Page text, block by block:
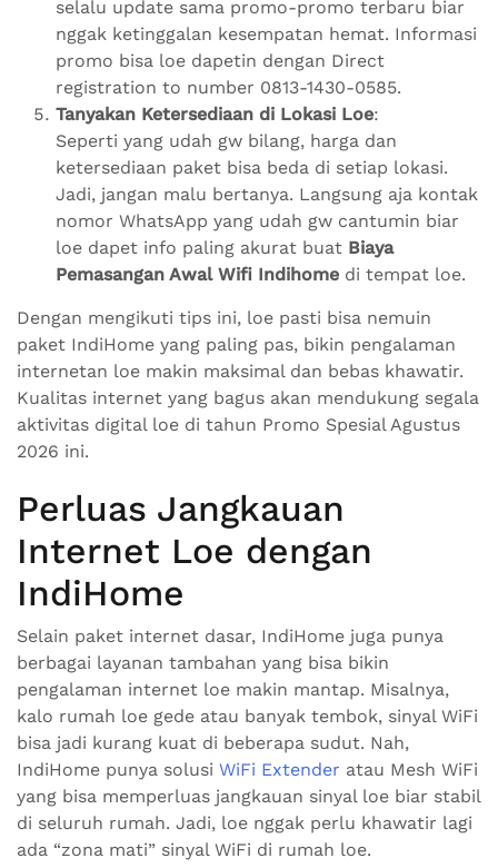
selalu update sama promo-promo terbaru biar
nggak ketinggalan kesempatan hemat. Informasi
promo bisa loe dapetin dengan Direct
registration to number 0813-1430-0585.
Tanyakan Ketersediaan di Lokasi Loe:
Seperti yang udah gw bilang, harga dan
ketersediaan paket bisa beda di setiap lokasi.
Jadi, jangan malu bertanya. Langsung aja kontak
nomor WhatsApp yang udah gw cantumin biar
loe dapet info paling akurat buat Biaya
Pemasangan Awal Wifi Indihome di tempat loe.
Dengan mengikuti tips ini, loe pasti bisa nemuin
paket IndiHome yang paling pas, bikin pengalaman
internetan loe makin maksimal dan bebas khawatir.
Kualitas internet yang bagus akan mendukung segala
aktivitas digital loe di tahun Promo Spesial Agustus
2026 ini.
Perluas Jangkauan
Internet Loe dengan
IndiHome
Selain paket internet dasar, IndiHome juga punya
berbagai layanan tambahan yang bisa bikin
pengalaman internet loe makin mantap. Misalnya,
kalo rumah loe gede atau banyak tembok, sinyal WiFi
bisa jadi kurang kuat di beberapa sudut. Nah,
IndiHome punya solusi WiFi Extender atau Mesh WiFi
yang bisa memperluas jangkauan sinyal loe biar stabil
di seluruh rumah. Jadi, loe nggak perlu khawatir lagi
ada “zona mati” sinyal WiFi di rumah loe.